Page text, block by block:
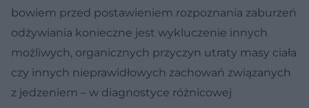
bowiem przed postawieniem rozpoznania zaburzeń
odżywiania konieczne jest wykluczenie innych
możliwych, organicznych przyczyn utraty masy ciała
czy innych nieprawidłowych zachowań związanych
z jedzeniem – w diagnostyce różnicowej